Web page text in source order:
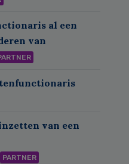
al een
van
van een
PARTNER